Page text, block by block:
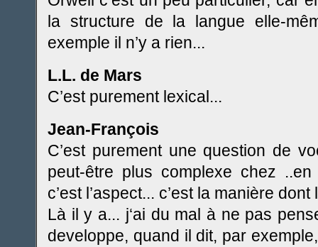
la structure de la langue elle-
exemple il n’y a rien...
L.L. de Mars
C’est purement lexical...
Jean-François
C’est purement une question de
peut-être plus complexe chez
c’est l’aspect... c’est la manière
Là il y a... j‘ai du mal à ne pas
developpe, quand il dit, par